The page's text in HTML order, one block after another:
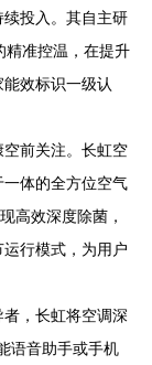
投入。其自主研
精准控温，在提升
效标识一级认
空前关注。长虹空
体的全方位空气
高效深度除菌，
行模式，为用户
者，长虹将空调深
语音助手或手机